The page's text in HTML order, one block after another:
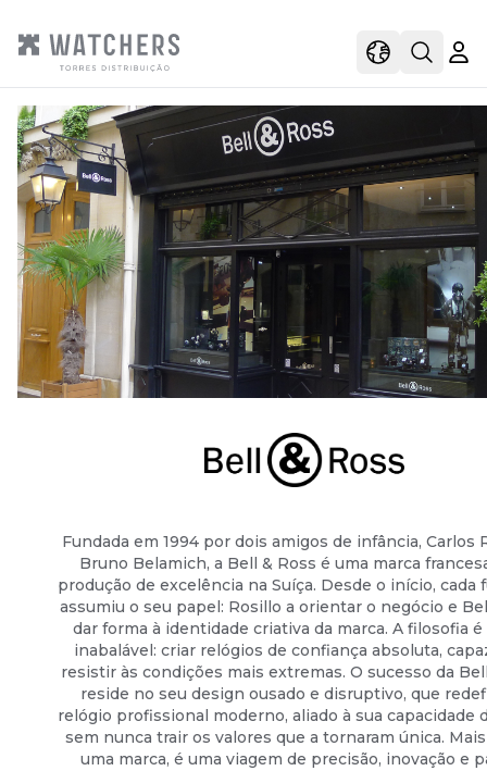
viewOpen
Fundada em 1994 por dois amigos de infância, Carlos
Bruno Belamich, a Bell & Ross é uma marca
produção de excelência na Suíça. Desde o início, cada
assumiu o seu papel: Rosillo a orientar o negócio e
dar forma à identidade criativa da marca. A filosofia é
inabalável: criar relógios de confiança absoluta,
resistir às condições mais extremas. O sucesso da
reside no seu design ousado e disruptivo, que
relógio profissional moderno, aliado à sua capacidade
sem nunca trair os valores que a tornaram única.
uma marca, é uma viagem de precisão, inovação e